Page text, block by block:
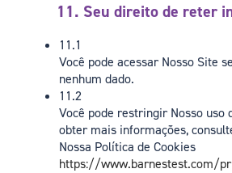
11. Seu direito de reter
11.1
Você pode acessar Nosso Site
nenhum dado.
11.2
Você pode restringir Nosso uso
obter mais informações,
Nossa Política de Cookies
https://www.barnestest.com/